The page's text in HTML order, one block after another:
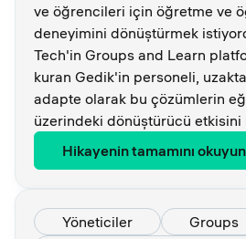
ve öğrencileri için öğretme ve
deneyimini dönüştürmek
Tech'in Groups and Learn
kuran Gedik'in personeli,
adapte olarak bu çözümlerin
üzerindeki dönüştürücü etkisini
Hikayenin tamamını okuyun
Yöneticiler
Groups